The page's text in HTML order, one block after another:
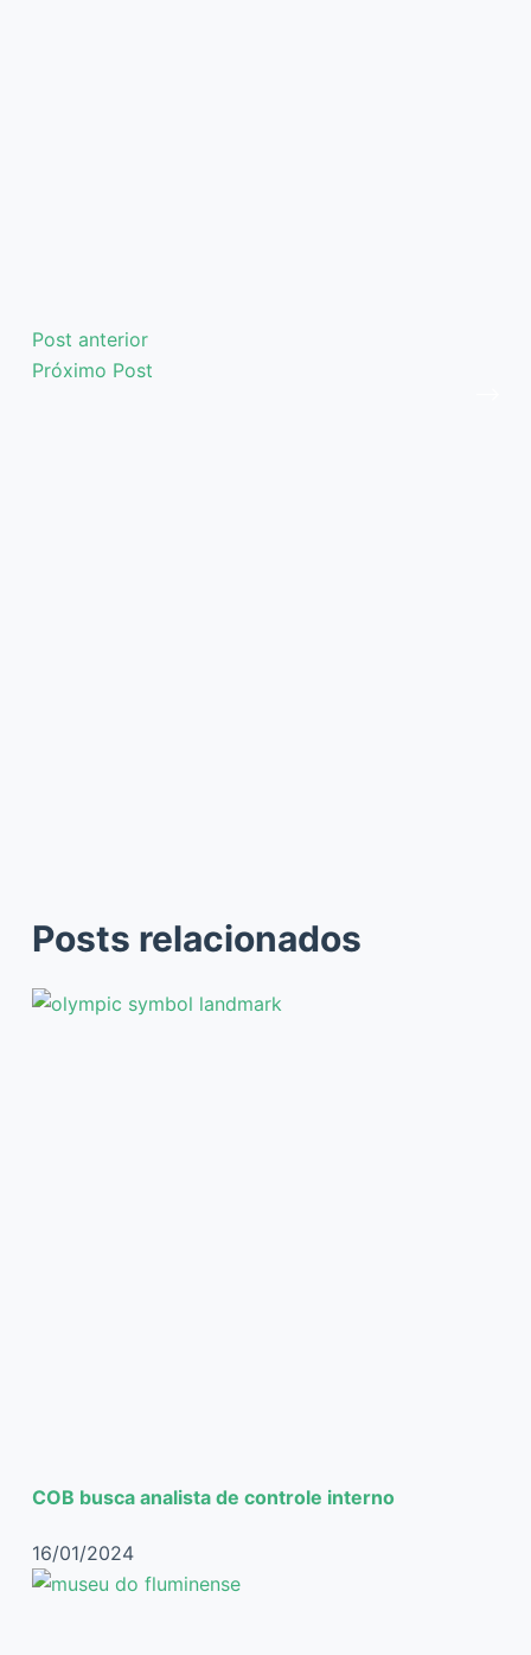
Post anterior
Próximo Post
Posts relacionados
COB busca analista de controle interno
16/01/2024